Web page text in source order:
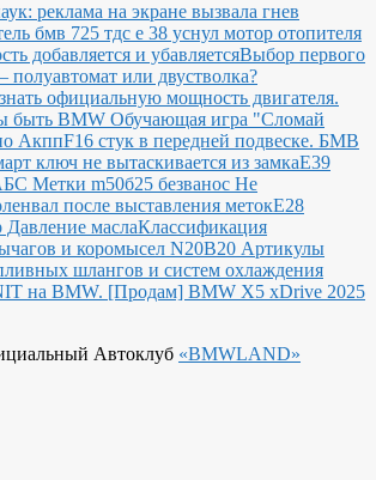
реклама на экране вызвала гнев
бмв 725 тдс е 38 уснул мотор отопителя
добавляется и убавляетсяВыбор первого
или двустволка?
официальную мощность двигателя.
быть BMW Обучающая игра "Сломай
АкппF16 стук в передней подвеске. БМВ
ключ не вытаскивается из замкаE39
Метки m50б25 безванос Не
после выставления метокЕ28
маслаКлассификация
и коромысел N20B20 Артикулы
шлангов и систем охлаждения
на BMW. [Продам] BMW X5 xDrive 2025
Автоклуб «BMWLAND»